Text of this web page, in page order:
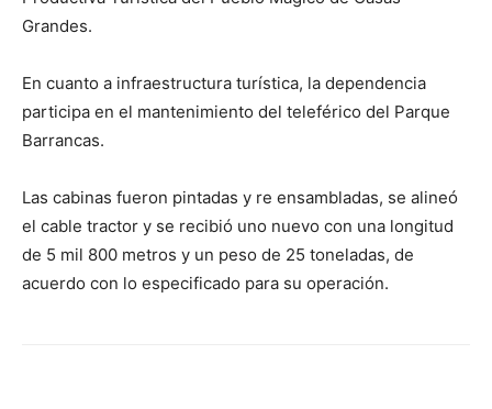
Grandes.
En cuanto a infraestructura turística, la dependencia
participa en el mantenimiento del teleférico del Parque
Barrancas.
Las cabinas fueron pintadas y re ensambladas, se alineó
el cable tractor y se recibió uno nuevo con una longitud
de 5 mil 800 metros y un peso de 25 toneladas, de
acuerdo con lo especificado para su operación.